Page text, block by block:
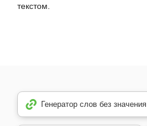
текстом.
Генератор слов без значения